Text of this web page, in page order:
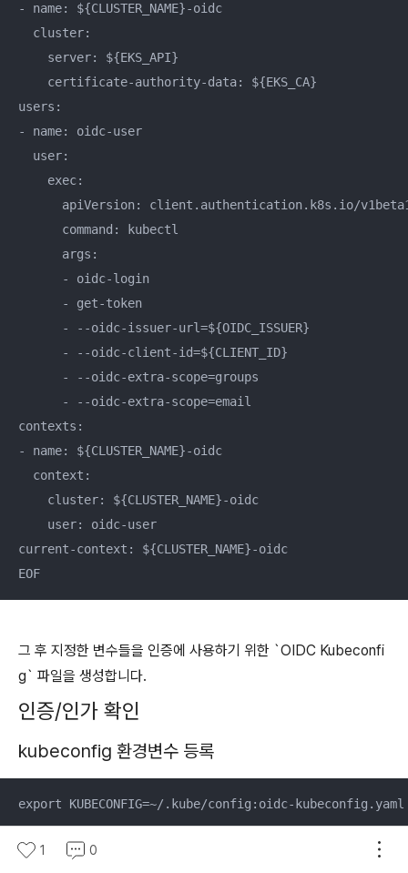
- name: ${CLUSTER_NAME}-oidc
  cluster:
    server: ${EKS_API}
    certificate-authority-data: ${EKS_CA}
users:
- name: oidc-user
  user:
    exec:
apiVersion: client.authentication.k8s.io/
      command: kubectl
      args:
      - oidc-login
      - get-token
      - --oidc-issuer-url=${OIDC_ISSUER}
      - --oidc-client-id=${CLIENT_ID}
      - --oidc-extra-scope=groups
      - --oidc-extra-scope=email
contexts:
- name: ${CLUSTER_NAME}-oidc
  context:
    cluster: ${CLUSTER_NAME}-oidc
    user: oidc-user
current-context: ${CLUSTER_NAME}-oidc
EOF
그 후 지정한 변수들을 인증에 사용하기 위한 `OIDC Kubeconfi
g` 파일을 생성합니다.
인증/인가 확인
kubeconfig 환경변수 등록
export KUBECONFIG=~/.kube/config:oidc-kubeconfig.yaml
1 0